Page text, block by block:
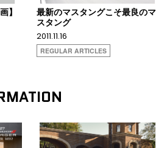
】
最新のマスタングこそ最良のマ
スタング
2011.11.16
REGULAR ARTICLES